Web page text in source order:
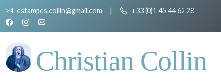
estampes.collin@gmail.com | +33 (0)1 45 44 62 28
Christian Collin